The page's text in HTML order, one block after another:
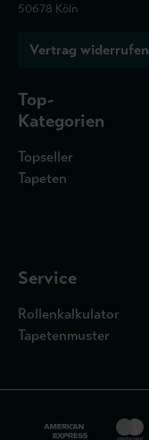
50678 Köln
Vertrag widerrufen
Top-
Kategorien
Topseller
Tapeten
Service
Rollenkalkulator
Tapetenmuster